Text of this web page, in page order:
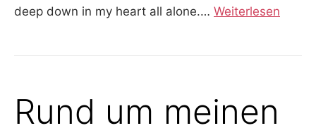
deep down in my heart all alone.… Weiterlesen
Rund um meinen